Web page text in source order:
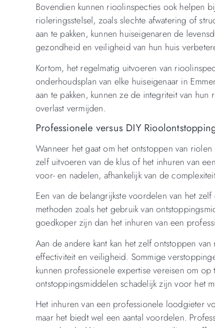
Bovendien kunnen rioolinspecties ook helpen
rioleringsstelsel, zoals slechte afwatering of
aan te pakken, kunnen huiseigenaren de
gezondheid en veiligheid van hun huis
Kortom, het regelmatig uitvoeren van
onderhoudsplan van elke huiseigenaar in
aan te pakken, kunnen ze de integriteit van
overlast vermijden.
Professionele versus DIY
Wanneer het gaat om het ontstoppen van
zelf uitvoeren van de klus of het inhuren van
voor- en nadelen, afhankelijk van de
Een van de belangrijkste voordelen van het
methoden zoals het gebruik van
goedkoper zijn dan het inhuren van een
Aan de andere kant kan het zelf ontstoppen
effectiviteit en veiligheid. Sommige
kunnen professionele expertise vereisen om
ontstoppingsmiddelen schadelijk zijn voor het
Het inhuren van een professionele loodgieter
maar het biedt wel een aantal voordelen.